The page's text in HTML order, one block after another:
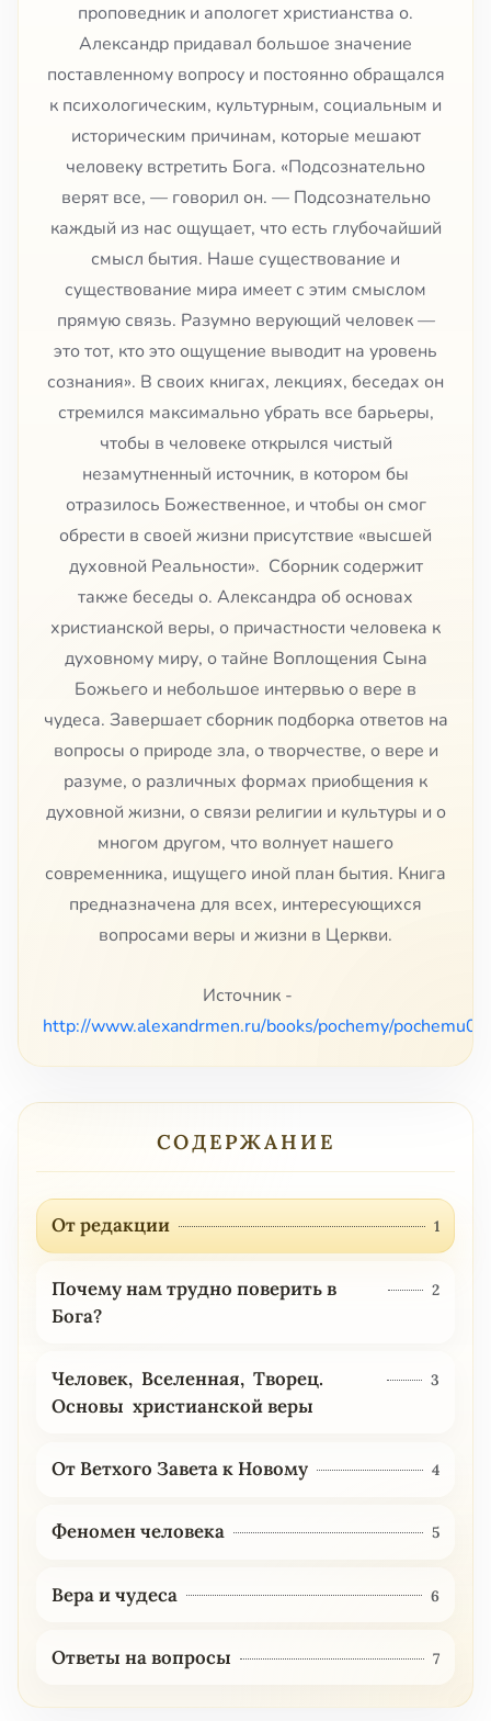
проповедник и апологет христианства о.
Александр придавал большое значение
поставленному вопросу и постоянно обращался
к психологическим, культурным, социальным и
историческим причинам, которые мешают
человеку встретить Бога. «Подсознательно
верят все, — говорил он. — Подсознательно
каждый из нас ощущает, что есть глубочайший
смысл бытия. Наше существование и
существование мира имеет с этим смыслом
прямую связь. Разумно верующий человек —
это тот, кто это ощущение выводит на уровень
сознания». В своих книгах, лекциях, беседах он
стремился максимально убрать все барьеры,
чтобы в человеке открылся чистый
незамутненный источник, в котором бы
отразилось Божественное, и чтобы он смог
обрести в своей жизни присутствие «высшей
духовной Реальности». Сборник содержит
также беседы о. Александра об основах
христианской веры, о причастности человека к
духовному миру, о тайне Воплощения Сына
Божьего и небольшое интервью о вере в
чудеса. Завершает сборник подборка ответов на
вопросы о природе зла, о творчестве, о вере и
разуме, о различных формах приобщения к
духовной жизни, о связи религии и культуры и о
многом другом, что волнует нашего
современника, ищущего иной план бытия. Книга
предназначена для всех, интересующихся
вопросами веры и жизни в Церкви.
Источник -
http://www.alexandrmen.ru/books/pochemy/
СОДЕРЖАНИЕ
От редакции 1
Почему нам трудно поверить в
Бога?
2
Человек, Вселенная, Творец.
Основы христианской веры
3
От Ветхого Завета к Новому 4
Феномен человека 5
Вера и чудеса 6
Ответы на вопросы 7